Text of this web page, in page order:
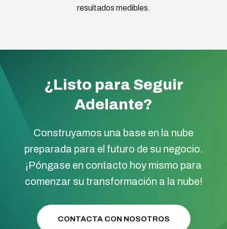
resultados medibles.
¿Listo para Seguir
Adelante?
Construyamos una base en la nube
preparada para el futuro de su negocio.
¡Póngase en contacto hoy mismo para
comenzar su transformación a la nube!
CONTACTA CON NOSOTROS